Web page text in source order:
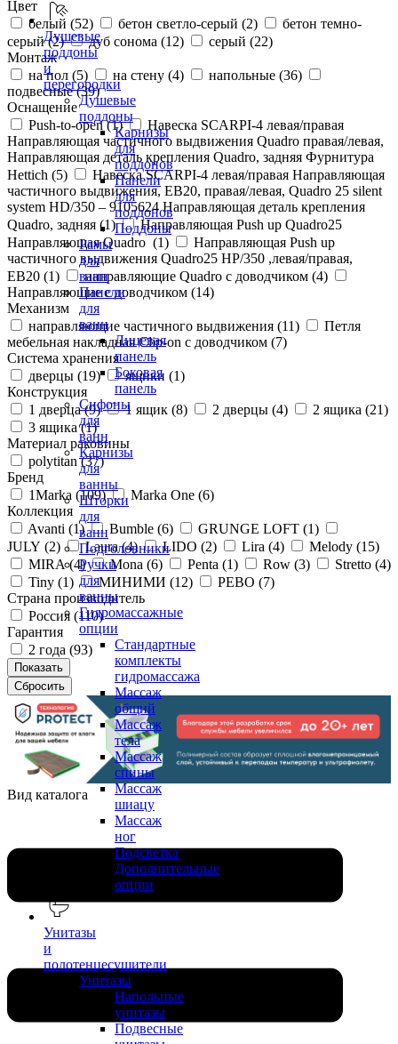
Душевые
поддоны
и
перегородки
Душевые
поддоны
Карнизы
для
поддонов
Панели
для
поддонов
Поддоны
Рамы
для
ванн
Панели
для
ванн
Лицевая
панель
Боковая
панель
Сифоны
для
ванн
Карнизы
для
ванны
Шторки
для
ванн
Подголовники
Ручки
для
ванны
Гидромассажные
опции
Стандартные
комплекты
гидромассажа
Массаж
общий
Массаж
тела
Массаж
спины
Массаж
шиацу
Массаж
ног
Подсветка
Дополнительные
опции
Унитазы
и
полотенцесушители
Унитазы
Напольные
унитазы
Подвесные
Цвет
белый (52) бетон светло-серый (2)
бетон темно-
серый (2) дуб сонома (12) серый (22)
Монтаж
на пол (5) на стену (4) напольные (36)
подвесные (39)
Оснащение
Push-to-open (1)
Навеска SCARPI-4 левая/правая
Направляющая частичного выдвижения Quadro правая/левая,
Направляющая деталь крепления Quadro, задняя Фурнитура
Hettich (5)
Навеска SCARPI-4 левая/правая Направляющая
частичного выдвижения, ЕВ20, правая/левая, Quadro 25 silent
system HD/350 – 9105624 Направляющая деталь крепления
Quadro, задняя (1)
Направляющая Push up Quadro25
Направляющая Quadro (1)
Направляющая Push up
частичного выдвижения Quadro25 НР/350 ,левая/правая,
ЕВ20 (1) направляющие Quadro с доводчиком (4)
Направляющие с доводчиком (14)
Механизм
направляющие частичного выдвижения (11)
Петля
мебельная накладная Clip-on с доводчиком (7)
Система хранения
дверцы (19) ящики (1)
Конструкция
1 дверца (9) 1 ящик (8) 2 дверцы (4) 2 ящика (21)
3 ящика (1)
Материал раковины
polytitan (37)
Бренд
1Marka (109) Marka One (6)
Коллекция
Avanti (1) Bumble (6) GRUNGE LOFT (1)
JULY (2) Laura (4) LIDO (2) Lira (4) Melody (15)
MIRA (4) Mona (6) Penta (1) Row (3) Stretto (4)
Tiny (1) МИНИМИ (12) РЕВО (7)
Страна производитель
Россия (110)
Гарантия
2 года (93)
Вид каталога